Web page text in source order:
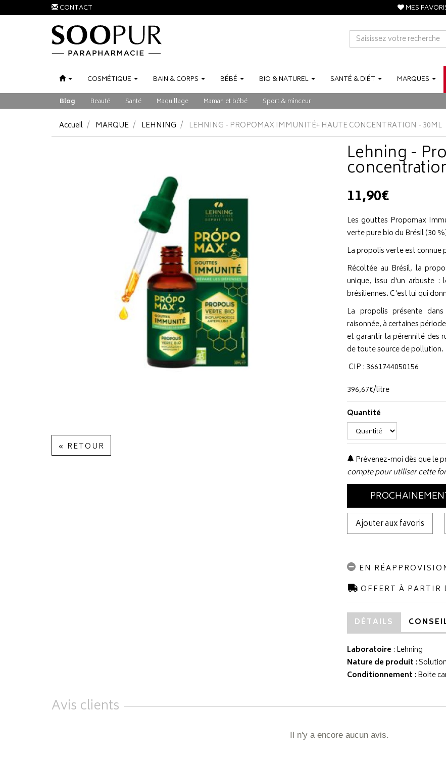
CONTACT MES
COSMÉTIQUE BAIN &CORPS BÉBÉ BIO &NATUREL SANTÉ &DIÉT MARQUES
Blog Beauté Santé Maquillage Maman et bébé Sport & minceur
Accueil MARQUE LEHNING LEHNING - PROPOMAX IMMUNITÉ+ HAUTE CONCENTRATION - 30ML
« RETOUR
Lehning -
11,90€
Les gouttes Propomax
verte pure bio du Brésil (30
La propolis verte est connue
Récoltée au Brésil, la
unique, issu d'un arbuste :
brésiliennes. C'est lui qui
La propolis présente
raisonnée, à certaines
et garantir la pérennité des
de toute source de pollution.
CIP : 3661744050156
396,67€/litre
Quantité
Prévenez-moi dès que le
compte pour utiliser cette
Ajouter aux favoris
EN
OFFERT À PARTIR
DÉTAILS
Laboratoire : Lehning
Nature de produit :
Conditionnement : Boite
Avis clients
Il n'y a encore aucun avis.